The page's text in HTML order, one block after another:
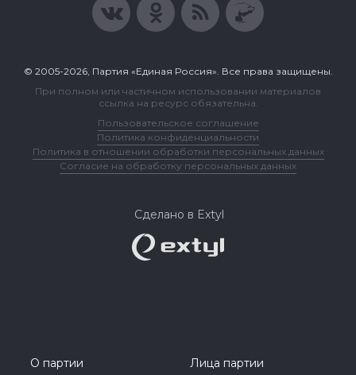
© 2005-2026, Партия «Единая Россия». Все права защищены.
При полном или частичном использовании материалов
ссылка на ресурс обязательна.
Пользовательское соглашение
Политика конфиденциальности
Политика в отношении обработки персональных данных
Согласие на обработку персональных данных
Сделано в Extyl
О партии
Лица партии